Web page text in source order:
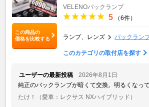
この商品の
価格を比較する
VELENOバックランプ
5 （6件）
ランプ、レンズ バックラン
このカテゴリの取付店を探す
ユーザーの最新投稿
2026年8月1日
純正のバックランプが暗くて交換。明るくなって
たけ！
（愛車：レクサス NXハイブリッド）